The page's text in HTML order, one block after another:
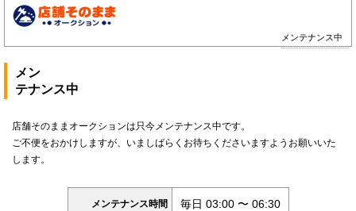
メンテナンス中
メン
テナンス中
店舗そのままオークションは只今メンテナンス中です。
ご不便をおかけしますが、いましばらくお待ちくださいますようお願いいた
します。
メンテナンス時間 毎日 03:00 〜 06:30